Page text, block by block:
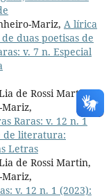
Mariz, A lírica
duas poetisas de
v. 7 n. Especial
de Rossi Martin,
Mariz,
Raras: v. 12 n. 1
de literatura:
Letras
de Rossi Martin,
Mariz,
v. 12 n. 1 (2023):